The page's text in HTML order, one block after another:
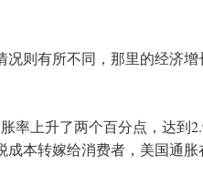
况则有所不同，那里的经济
率上升了两个百分点，达到
成本转嫁给消费者，美国通胀